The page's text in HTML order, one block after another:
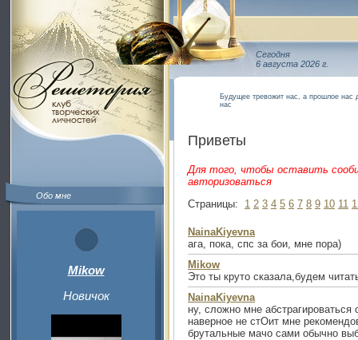
Обо мне
Mikow
Новичок
Сегодня
6 августа 2026 г.
Будущее тревожит нас, а прошлое нас
нас
Приветы
Для того, чтобы оставить
авторизоваться
Страницы: 1 2 3 4 5 6 7 8 9 10 11
NainaKiyevna
ага, пока, спс за бои, мне пора)
Mikow
Это ты круто сказала,будем
NainaKiyevna
ну, сложно мне абстрагироваться
наверное не стОит мне
брутальные мачо сами обычно